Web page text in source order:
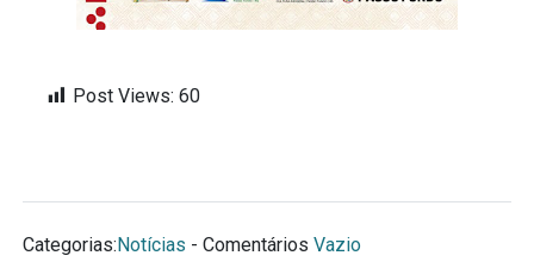
Post Views: 60
Categorias: Notícias - Comentários Vazio